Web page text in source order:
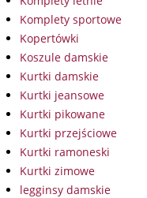
Komplety sportowe
Kopertówki
Koszule damskie
Kurtki damskie
Kurtki jeansowe
Kurtki pikowane
Kurtki przejściowe
Kurtki ramoneski
Kurtki zimowe
legginsy damskie